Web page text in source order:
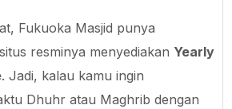
Fukuoka Masjid punya
resminya menyediakan Yearly
. Jadi, kalau kamu ingin
Dhuhr atau Maghrib dengan